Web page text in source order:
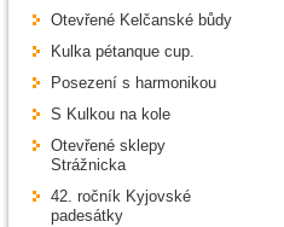
Otevřené Kelčanské bůdy
Kulka pétanque cup.
Posezení s harmonikou
S Kulkou na kole
Otevřené sklepy
Strážnicka
42. ročník Kyjovské
padesátky